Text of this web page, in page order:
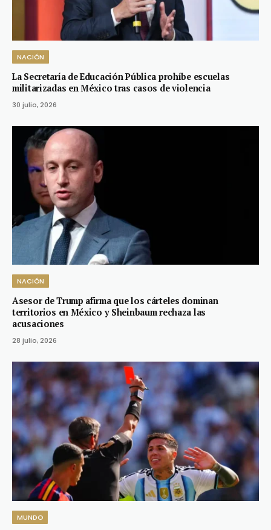
NACIÓN
La Secretaría de Educación Pública prohíbe escuelas
militarizadas en México tras casos de violencia
30 julio, 2026
NACIÓN
Asesor de Trump afirma que los cárteles dominan
territorios en México y Sheinbaum rechaza las
acusaciones
28 julio, 2026
MUNDO